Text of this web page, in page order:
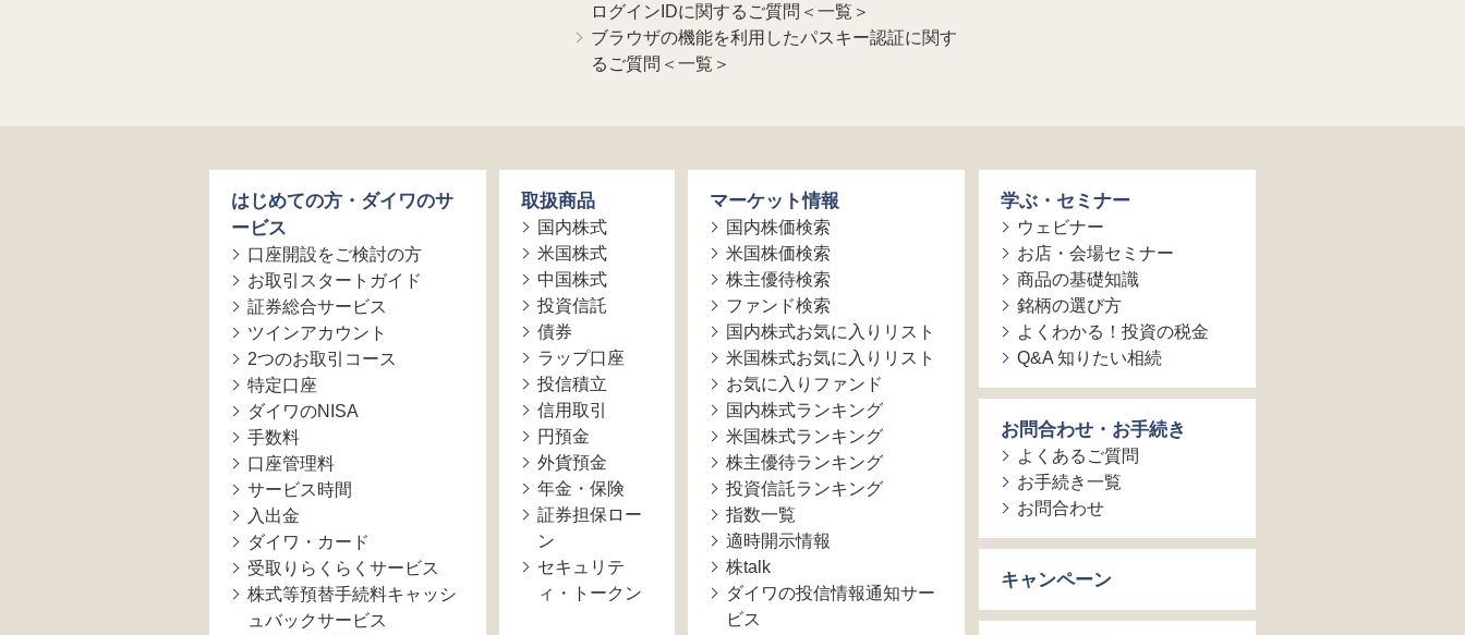
ログインIDに関するご質問＜一覧＞
ブラウザの機能を利用したパスキー認証に関す
るご質問＜一覧＞
はじめての方・ダイワのサ
ービス
口座開設をご検討の方
お取引スタートガイド
証券総合サービス
ツインアカウント
2つのお取引コース
特定口座
ダイワのNISA
手数料
口座管理料
サービス時間
入出金
ダイワ・カード
受取りらくらくサービス
株式等預替手続料キャッシ
ュバックサービス
取扱商品
国内株式
米国株式
中国株式
投資信託
債券
ラップ口座
投信積立
信用取引
円預金
外貨預金
年金・保険
証券担保ロー
ン
セキュリテ
ィ・トークン
マーケット情報
国内株価検索
米国株価検索
株主優待検索
ファンド検索
国内株式お気に入りリスト
米国株式お気に入りリスト
お気に入りファンド
国内株式ランキング
米国株式ランキング
株主優待ランキング
投資信託ランキング
指数一覧
適時開示情報
株talk
ダイワの投信情報通知サー
ビス
学ぶ・セミナー
ウェビナー
お店・会場セミナー
商品の基礎知識
銘柄の選び方
よくわかる！投資の税金
Q&A 知りたい相続
お問合わせ・お手続き
よくあるご質問
お手続き一覧
お問合わせ
キャンペーン